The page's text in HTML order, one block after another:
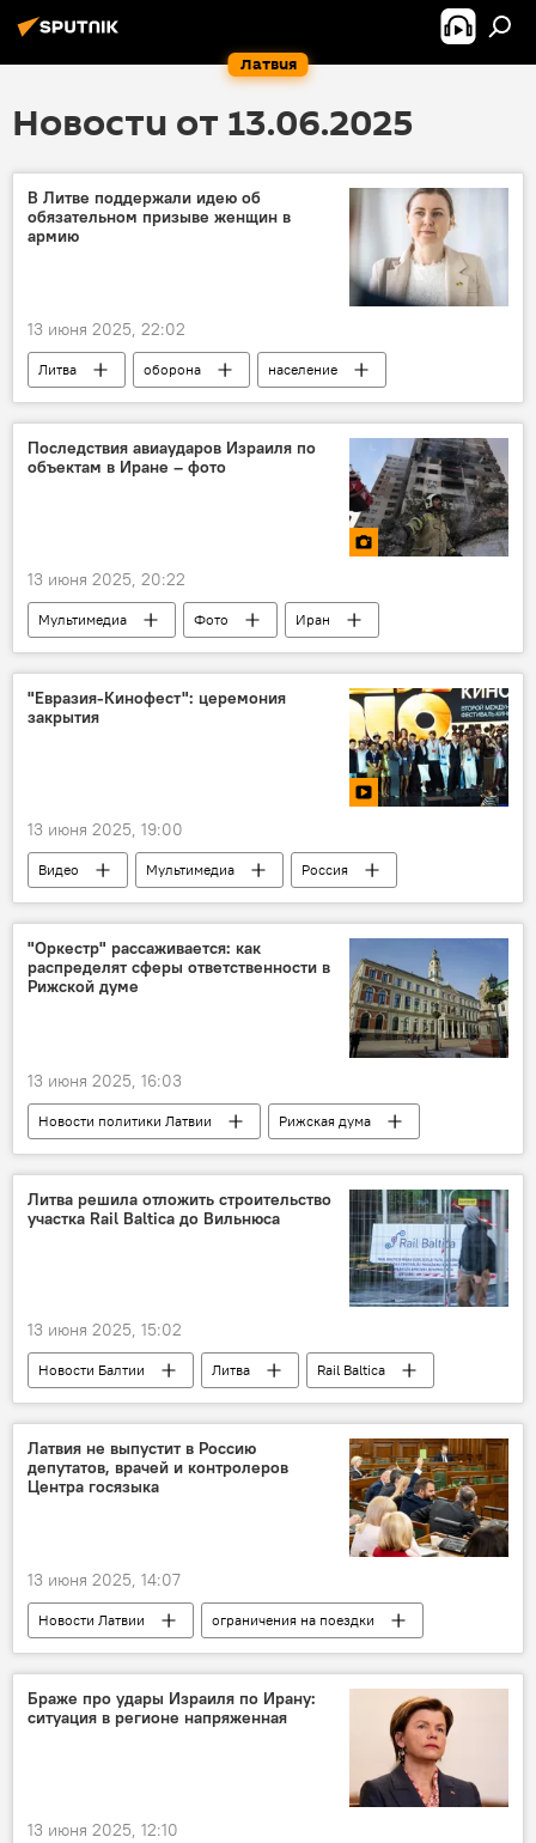
Латвия
Новости от 13.06.2025
В Литве поддержали идею об
обязательном призыве женщин в
армию
13 июня 2025, 22:02
Литва оборона
население
женщины
Минобороны Литвы
Довиле Шакалене
Последствия авиаударов Израиля по
объектам в Иране – фото
13 июня 2025, 20:22
Мультимедиа Фото
Иран
Израиль
атака политика
"Евразия-Кинофест": церемония
закрытия
13 июня 2025, 19:00
Видео Мультимедиа
Россия
фестиваль
трансляция Кино
"Оркестр" рассаживается: как
распределят сферы ответственности в
Рижской думе
13 июня 2025, 16:03
Новости политики Латвии
Рижская дума
выборы в местные органы власти
Литва решила отложить строительство
участка Rail Baltica до Вильнюса
13 июня 2025, 15:02
Новости Балтии Литва Rail Baltica
Латвия не выпустит в Россию
депутатов, врачей и контролеров
Центра госязыка
13 июня 2025, 14:07
Новости Латвии
ограничения на поездки
Сейм
Браже про удары Израиля по Ирану:
ситуация в регионе напряженная
13 июня 2025, 12:10